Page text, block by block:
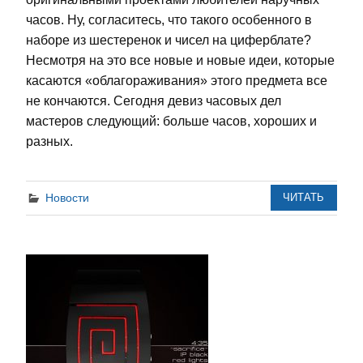
часов. Ну, согласитесь, что такого особенного в
наборе из шестеренок и чисел на циферблате?
Несмотря на это все новые и новые идеи, которые
касаются «облагораживания» этого предмета все
не кончаются. Сегодня девиз часовых дел
мастеров следующий: больше часов, хороших и
разных.
Новости ЧИТАТЬ